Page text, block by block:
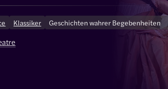
Klassiker Geschichten wahrer Begebenheiten